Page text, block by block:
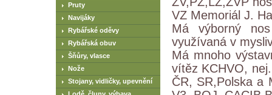
VZ Memoriál J.
Má výborný
využívaná v
Má mnoho
vítěz KCHVO,
ČR, SR,Polska a
Pruty
Navijáky
Rybářské oděvy
Rybářská obuv
Šňůry, vlasce
Nože
Stojany, vidličky, upevnění